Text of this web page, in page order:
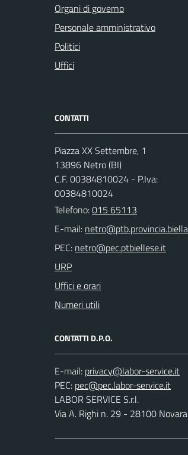
Organi di governo
Personale amministrativo
Politici
Uffici
CONTATTI
Piazza XX Settembre, 1
13896 Netro (BI)
C.F. 00384810024 - P.Iva:
00384810024
Telefono:015 65113
E-mail:
PEC:
URP
Uffici e orari
Numeri utili
CONTATTI D.P.O.
E-mail:
PEC:
LABOR SERVICE S.r.l.
Via A. Righi n. 29 - 28100 Novara